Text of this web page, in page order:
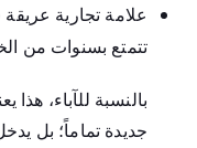
تتمتع بسنوات من
بالنسبة للآباء،
جديدة تماماً؛ بل